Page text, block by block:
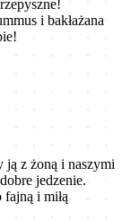
i bakłażana
ją z żoną i naszymi
jedzenie.
i miłą